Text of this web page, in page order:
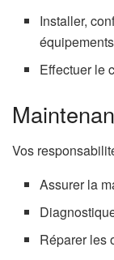
Installer,
Effectuer le
Vos
Assurer la
Réparer les